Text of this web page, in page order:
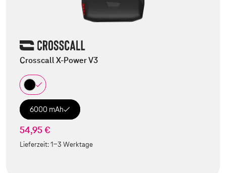
Crosscall X-Power V3
6000 mAh
54,95 €
Lieferzeit:1-3 Werktage